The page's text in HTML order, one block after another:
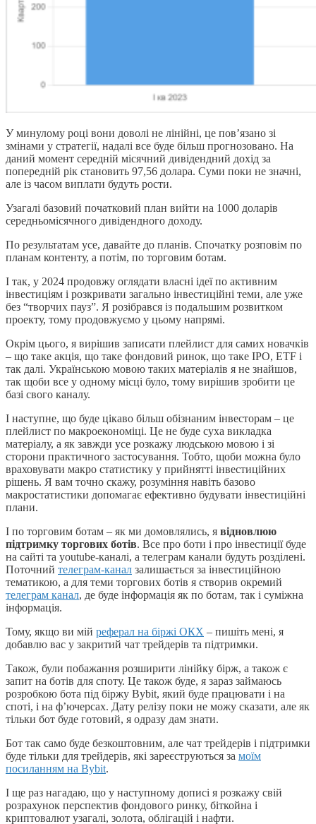
У минулому році вони доволі не лінійні, це пов’язано зі
змінами у стратегії, надалі все буде більш прогнозовано. На
даний момент середній місячний дивідендний дохід за
попередній рік становить 97,56 долара. Суми поки не значні,
але із часом виплати будуть рости.
Узагалі базовий початковий план вийти на 1000 доларів
середньомісячного дивідендного доходу.
По результатам усе, давайте до планів. Спочатку розповім по
планам контенту, а потім, по торговим ботам.
І так, у 2024 продовжу оглядати власні ідеї по активним
інвестиціям і розкривати загально інвестиційні теми, але уже
без “творчих пауз”. Я розібрався із подальшим розвитком
проекту, тому продовжуємо у цьому напрямі.
Окрім цього, я вирішив записати плейлист для самих новачків
– що таке акція, що таке фондовий ринок, що таке IPO, ETF і
так далі. Українською мовою таких матеріалів я не знайшов,
так щоби все у одному місці було, тому вирішив зробити це
базі свого каналу.
І наступне, що буде цікаво більш обізнаним інвесторам – це
плейлист по макроекономіці. Це не буде суха викладка
матеріалу, а як завжди усе розкажу людською мовою і зі
сторони практичного застосування. Тобто, щоби можна було
враховувати макро статистику у прийнятті інвестиційних
рішень. Я вам точно скажу, розуміння навіть базово
макростатистики допомагає ефективно будувати інвестиційні
плани.
І по торговим ботам – як ми домовлялись, я відновлюю
підтримку торгових ботів. Все про боти і про інвестиції буде
на сайті та youtube-каналі, а телеграм канали будуть розділені.
Поточний телеграм-канал залишається за інвестиційною
тематикою, а для теми торгових ботів я створив окремий
телеграм канал, де буде інформація як по ботам, так і суміжна
інформація.
Тому, якщо ви мій реферал на біржі ОКХ – пишіть мені, я
добавлю вас у закритий чат трейдерів та підтримки.
Також, були побажання розширити лінійку бірж, а також є
запит на ботів для споту. Це також буде, я зараз займаюсь
розробкою бота під біржу Bybit, який буде працювати і на
споті, і на ф’ючерсах. Дату релізу поки не можу сказати, але як
тільки бот буде готовий, я одразу дам знати.
Бот так само буде безкоштовним, але чат трейдерів і підтримки
буде тільки для трейдерів, які зареєструються за моїм
посиланням на Bybit.
І ще раз нагадаю, що у наступному дописі я розкажу свій
розрахунок перспектив фондового ринку, біткойна і
криптовалют узагалі, золота, облігацій і нафти.